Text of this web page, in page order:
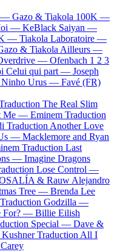
— Gazo & Tiakola 100K —
— KeBlack Saiyan —
— Tiakola Laboratoire —
& TiakolaAilleurs —
— Ofenbach 1 2 3
Celui qui part — Joseph
Ninho Urus — Favé (FR)
The Real Slim
Me — Eminem Traduction
Traduction Another Love
— Macklemore and Ryan
Traduction Last
— Imagine Dragons
Lose Control —
& Rauw Alejandro
Tree — Brenda Lee
Traduction Godzilla —
For? — Billie Eilish
Special — Dave &
Traduction All I